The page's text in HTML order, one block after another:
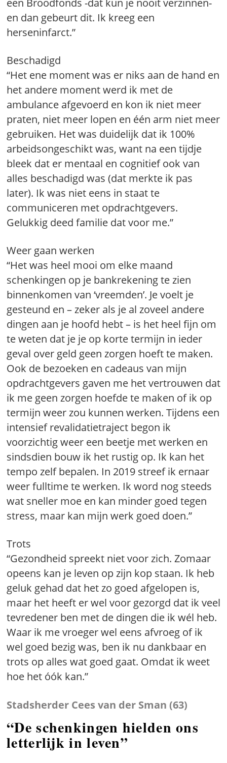
en dan gebeurt dit. Ik kreeg een
herseninfarct.”
Beschadigd
“Het ene moment was er niks aan de hand en
het andere moment werd ik met de
ambulance afgevoerd en kon ik niet meer
praten, niet meer lopen en één arm niet meer
gebruiken. Het was duidelijk dat ik 100%
arbeidsongeschikt was, want na een tijdje
bleek dat er mentaal en cognitief ook van
alles beschadigd was (dat merkte ik pas
later). Ik was niet eens in staat te
communiceren met opdrachtgevers.
Gelukkig deed familie dat voor me.”
Weer gaan werken
“Het was heel mooi om elke maand
schenkingen op je bankrekening te zien
binnenkomen van ‘vreemden’. Je voelt je
gesteund en – zeker als je al zoveel andere
dingen aan je hoofd hebt – is het heel fijn om
te weten dat je je op korte termijn in ieder
geval over geld geen zorgen hoeft te maken.
Ook de bezoeken en cadeaus van mijn
opdrachtgevers gaven me het vertrouwen dat
ik me geen zorgen hoefde te maken of ik op
termijn weer zou kunnen werken. Tijdens een
intensief revalidatietraject begon ik
voorzichtig weer een beetje met werken en
sindsdien bouw ik het rustig op. Ik kan het
tempo zelf bepalen. In 2019 streef ik ernaar
weer fulltime te werken. Ik word nog steeds
wat sneller moe en kan minder goed tegen
stress, maar kan mijn werk goed doen.”
Trots
“Gezondheid spreekt niet voor zich. Zomaar
opeens kan je leven op zijn kop staan. Ik heb
geluk gehad dat het zo goed afgelopen is,
maar het heeft er wel voor gezorgd dat ik veel
tevredener ben met de dingen die ik wél heb.
Waar ik me vroeger wel eens afvroeg of ik
wel goed bezig was, ben ik nu dankbaar en
trots op alles wat goed gaat. Omdat ik weet
hoe het óók kan.”
Stadsherder Cees van der Sman (63)
“De schenkingen hielden ons
letterlijk in leven”